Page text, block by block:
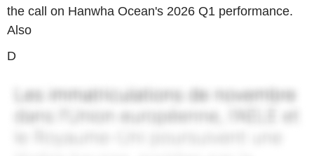
the call on Hanwha Ocean's 2026 Q1 performance.
Also
D